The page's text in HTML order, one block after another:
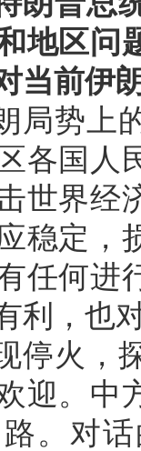
地区问
当前伊
局势上
各国人
世界经
稳定，
任何进
利，也
停火，
迎。中
。对